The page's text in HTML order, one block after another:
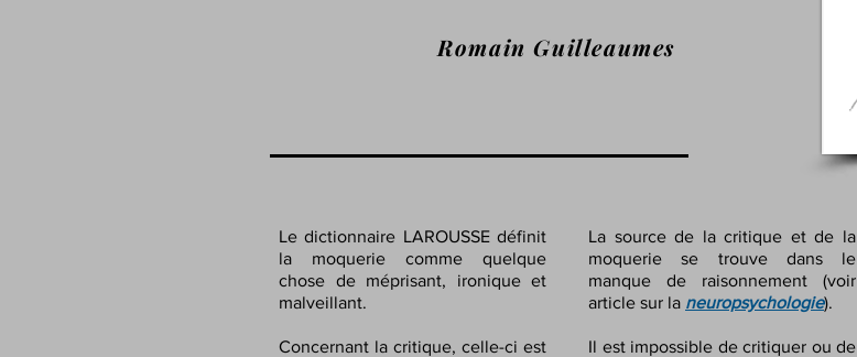
Romain Guilleaumes
Le dictionnaire LAROUSSE définit
la moquerie comme quelque
chose de méprisant, ironique et
malveillant.
Concernant la critique, celle-ci est
La source de la critique et de la
moquerie se trouve dans le
manque de raisonnement (voir
article sur la neuropsychologie).
Il est impossible de critiquer ou de